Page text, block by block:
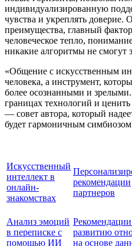
индивидуализированную
чувства и укреплять доверие.
преимущества, главный
человеческое тепло,
никакие алгоритмы не смогут
«Общение с искусственным
человека, а инструмент,
более осознанными и
границах технологий и
— совет автора, который
будет гармоничным
Искусственный
интеллект в
онлайн-
знакомствах
рекомендации
партнеров
Анализ эмоций
в переписке с
помощью ИИ
развитию
на основе